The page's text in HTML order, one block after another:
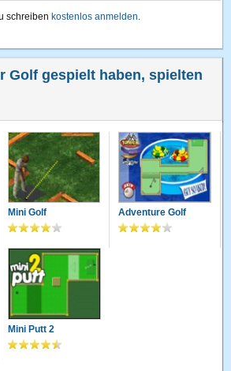
schreiben kostenlos anmelden.
Golf gespielt haben, spielten
Mini Golf Adventure Golf
Mini Putt 2